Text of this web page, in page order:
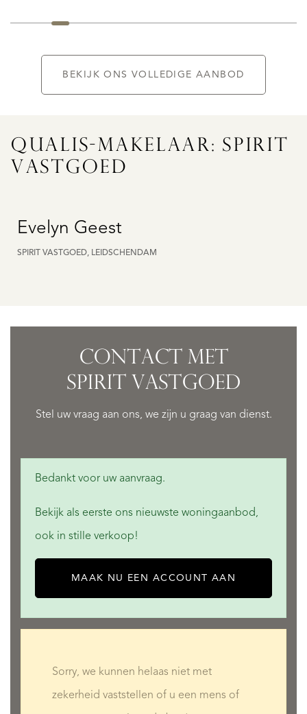
BEKIJK ONS VOLLEDIGE AANBOD
QUALIS-MAKELAAR: SPIRIT
VASTGOED
Evelyn Geest
SPIRIT VASTGOED, LEIDSCHENDAM
CONTACT MET
SPIRIT VASTGOED
Stel uw vraag aan ons, we zijn u graag van dienst.
Bedankt voor uw aanvraag.
Bekijk als eerste ons nieuwste woningaanbod,
ook in stille verkoop!
MAAK NU EEN ACCOUNT AAN
Sorry, we kunnen helaas niet met
zekerheid vaststellen of u een mens of